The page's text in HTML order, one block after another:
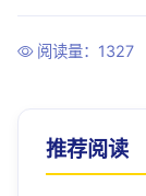
阅读量：1327
推荐阅读